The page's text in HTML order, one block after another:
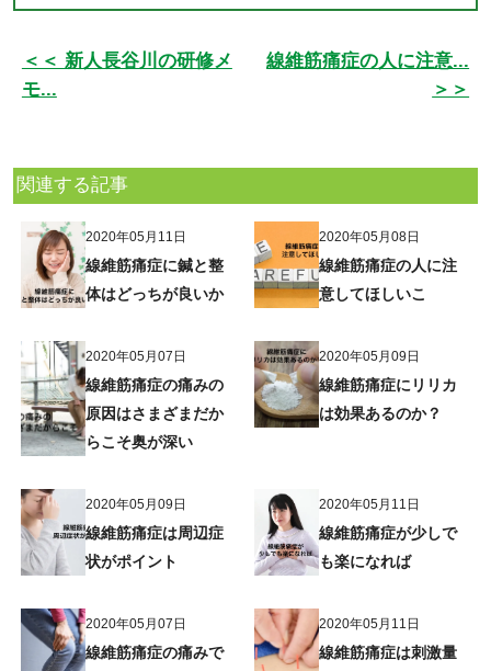
＜＜ 新人長谷川の研修メ
モ...
線維筋痛症の人に注意...
＞＞
関連する記事
2020年05月11日
線維筋痛症に鍼と整
体はどっちが良いか
2020年05月08日
線維筋痛症の人に注
意してほしいこ
2020年05月07日
線維筋痛症の痛みの
原因はさまざまだか
らこそ奥が深い
2020年05月09日
線維筋痛症にリリカ
は効果あるのか？
2020年05月09日
線維筋痛症は周辺症
状がポイント
2020年05月11日
線維筋痛症が少しで
も楽になれば
2020年05月07日
線維筋痛症の痛みで
2020年05月11日
線維筋痛症は刺激量